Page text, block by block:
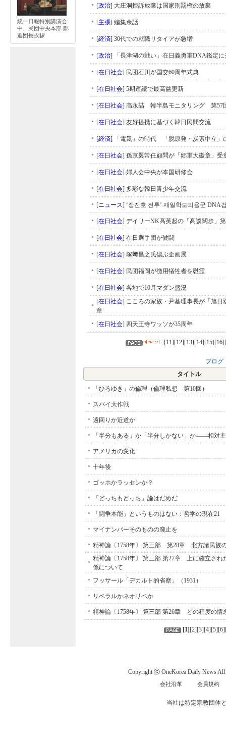
統一日報特別講演会
中、民団中央本部 鄭
進団長挨拶
[政治] 大庄洞控訴放棄は国家刑罰権の放棄
[主張] 編集余話
[経済] 30代での就職リタイアが急増
[政治] 「長津湖の戦い」在日義勇軍DNA鑑定に
[在日社会] 民団石川が国交60周年式典
[在日社会] 5期連続で最高益更新
[在日社会] 高永喆 韓半島モニタリング 第57
[在日社会] 友好提携に基づく韓日民間交流
[経済] 「電気」の時代 「脱原発・炭素中立」
[在日社会] 孫京翼常任顧問が「郷軍大徽章」受
[在日社会] 婦人会中央が本国研修会
[在日社会] 多彩な韓日青少年交流
[ニュース] ‘장진호 전투’ 재일학도의용군 DNA
[在日社会] デイリーNK髙英起の「髙談闊歩」
[在日社会] 在日選手団が健闘
[在日社会] 塚﨑昌之氏偲ぶ企画展
[在日社会] 民団福岡が徴用犠牲者を慰霊
[在日社会] 各地で10月マダン盛況
[在日社会] こころの家族・尹基理事長が「旭日
章
[在日社会] 四天王寺ワッソが35周年
..[11][12][13][14][15][16][
ブログ
タイトル
「ひろゆき」の倫理（倫理私想 第10回）
スパイ大作戦
遠回りか近道か
「半分もある」か「半分しかない」か――相対
アメリカの変化
十年後
ゴッホかラッセンか？
「どっちもどっち」論はだめだ
「闘争本能」というものはない：哲学の現在21
マイナンバーそのものの廃止を
精神論〔1758年〕 第三部 第28章 北方諸民族
精神論〔1758年〕 第三部 第27章 上に確立され
係について
フッサール「デカルト的省察」（1931）
リベラルかネオリベか
精神論〔1758年〕 第三部 第26章 どの程度の情
[1] [2][3][4][5][6
Copyright ⓒ OneKorea Daily News All
会社沿革 会員規約
当社は特定宗教団体